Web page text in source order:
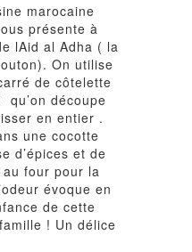
marocaine
présente à
lAid al Adha ( la
On utilise
de côtelette
qu’on découpe
en entier .
une cocotte
d’épices et de
four pour la
évoque en
de cette
! Un délice